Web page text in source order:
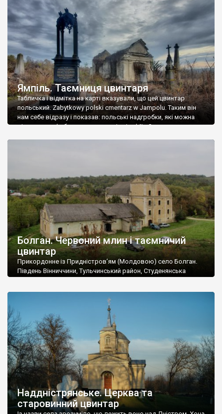
Ямпіль. Таємниця цвинтаря
Табличка і відмітка на карті вказували, що цей цвинтар
польський. Zabytkowy polski cmentarz w Jampolu. Таким він
нам себе відразу і показав: польські надгробки, які можна
віднести до фабричних, польські епітафії… Загалом цвинтар
Болган. Червоний млин і таємничий
цвинтар
Прикордонне із Придністров’ям (Молдовою) село Болган.
Південь Вінниччини, Тульчинський район, Студенянська
старовинний цвинтар із кам’яними хрестами. Всі епітафії, які
збереглися, написані кирилицею, церковнослов’янською
мовою. За всіма традиційними ознаками – цвинтар
український. Хрести датуються 19 століттям. У 1924-1940
роках Болган […]
Наддністрянське. Церква та
старовинний цвинтар